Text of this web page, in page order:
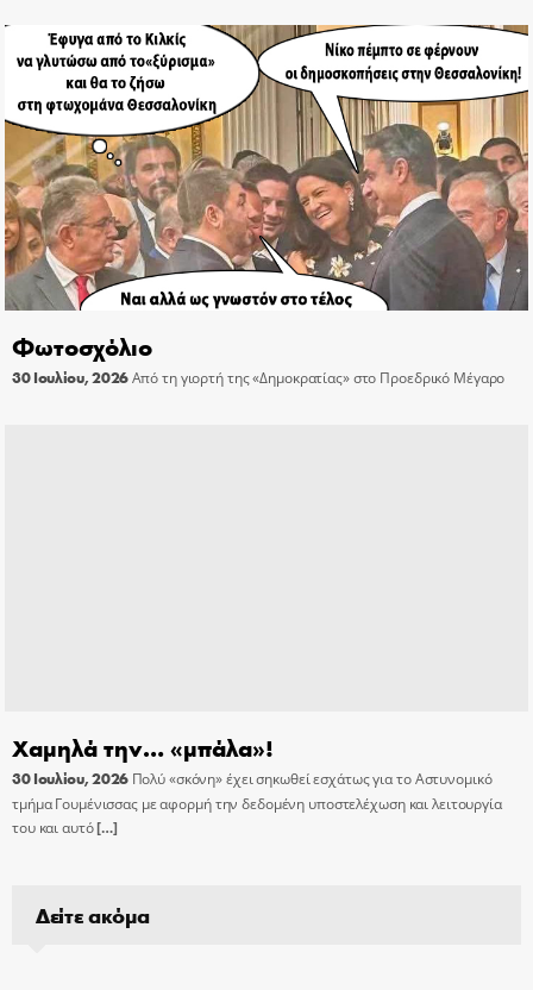
Φωτοσχόλιο
30 Ιουλίου, 2026Από τη γιορτή της «Δημοκρατίας» στο Προεδρικό Μέγαρο
Χαμηλά την… «μπάλα»!
30 Ιουλίου, 2026 Πολύ «σκόνη» έχει σηκωθεί εσχάτως για το Αστυνομικό
τμήμα Γουμένισσας με αφορμή την δεδομένη υποστελέχωση και λειτουργία
του και αυτό[…]
Δείτε ακόμα